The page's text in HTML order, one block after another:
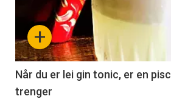
nå
-
2
+
Når du er lei gin tonic, er en
trenger